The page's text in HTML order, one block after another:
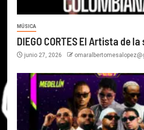
MÚSICA
DIEGO CORTES El Artista de
junio 27, 2026